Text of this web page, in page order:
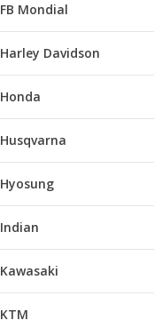
FB Mondial
Harley Davidson
Honda
Husqvarna
Hyosung
Indian
Kawasaki
KTM